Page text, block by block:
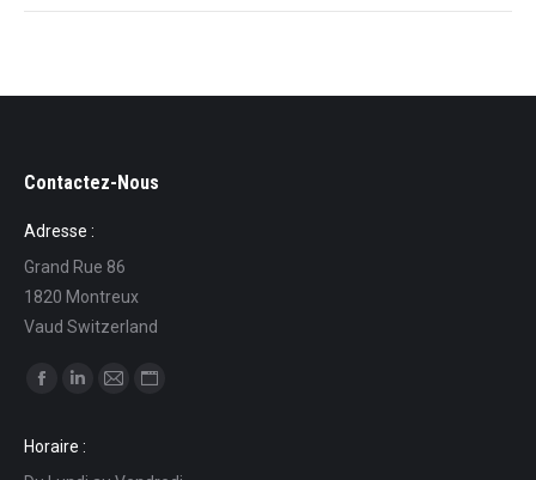
Contactez-Nous
Adresse :
Grand Rue 86
1820 Montreux
Vaud Switzerland
Find us on:
opensopens
Horaire :